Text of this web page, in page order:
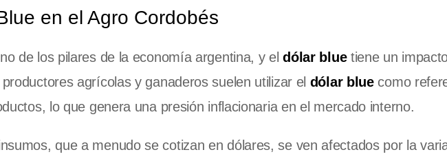
en el Agro Cordobés
de los pilares de la economía argentina, y eldólar bluetiene un
agrícolas y ganaderos suelen utilizar el dólar bluecomo
lo que genera una presión inflacionaria en el mercado interno.
que a menudo se cotizan en dólares, se ven afectados por la